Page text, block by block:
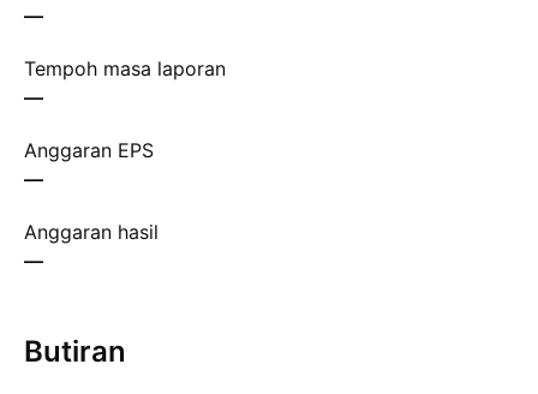
—
Tempoh masa laporan
—
Anggaran EPS
—
Anggaran hasil
—
Butiran